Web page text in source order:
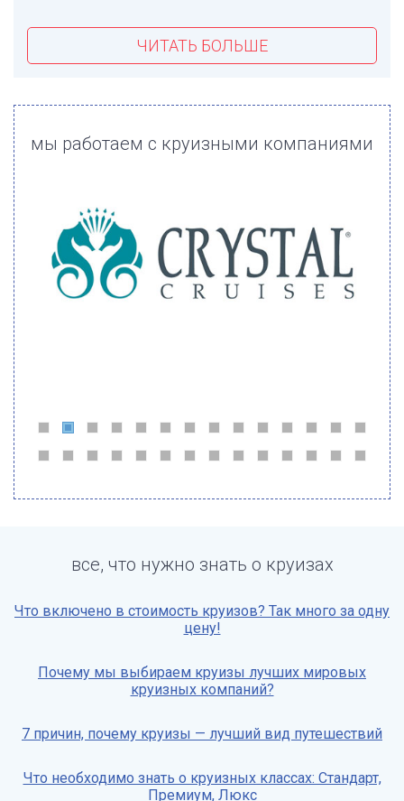
ЧИТАТЬ БОЛЬШЕ
мы работаем с круизными компаниями
все, что нужно знать о круизах
Что включено в стоимость круизов? Так много за одну
цену!
Почему мы выбираем круизы лучших мировых
круизных компаний?
7 причин, почему круизы — лучший вид путешествий
Что необходимо знать о круизных классах: Стандарт,
Премиум, Люкс